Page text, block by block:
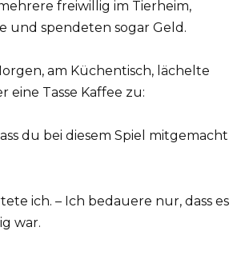
freiwillig im Tierheim,
und spendeten sogar Geld.
am Küchentisch, lächelte
eine Tasse Kaffee zu:
du bei diesem Spiel mitgemacht
ich. – Ich bedauere nur, dass es
war.